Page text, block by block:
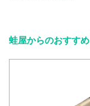
蛙屋からのおすすめ